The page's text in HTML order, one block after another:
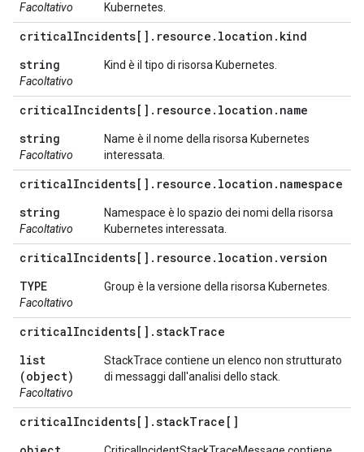
Facoltativo
Kubernetes.
criticalIncidents[] . resource . location . kind
string
Facoltativo
Kind è il tipo di risorsa Kubernetes.
criticalIncidents[] . resource . location . name
string
Facoltativo
Name è il nome della risorsa Kubernetes
interessata.
criticalIncidents[] . resource . location . namespace
string
Facoltativo
Namespace è lo spazio dei nomi della risorsa
Kubernetes interessata.
criticalIncidents[] . resource . location .version
TYPE
Facoltativo
Group è la versione della risorsa Kubernetes.
criticalIncidents[] .stackTrace
list
(object)
Facoltativo
StackTrace contiene un elenco non strutturato
di messaggi dall'analisi dello stack.
criticalIncidents[] .stackTrace[]